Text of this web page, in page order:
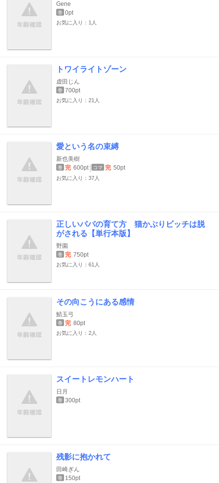
Gene
巻 0pt
お気に入り：1人
トワイライトゾーン
虚田じん
巻 700pt
お気に入り：21人
愛という名の束縛
新也美樹
巻 完 600pt コマ 完 50pt
お気に入り：37人
正しいパパの育て方 猫かぶりビッチは脱
がされる【単行本版】
野園
巻 完 750pt
お気に入り：61人
その向こうにある感情
鯖玉弓
巻 完 80pt
お気に入り：2人
スイートレモンハート
日月
巻 300pt
残影に抱かれて
田崎ぎん
巻 150pt